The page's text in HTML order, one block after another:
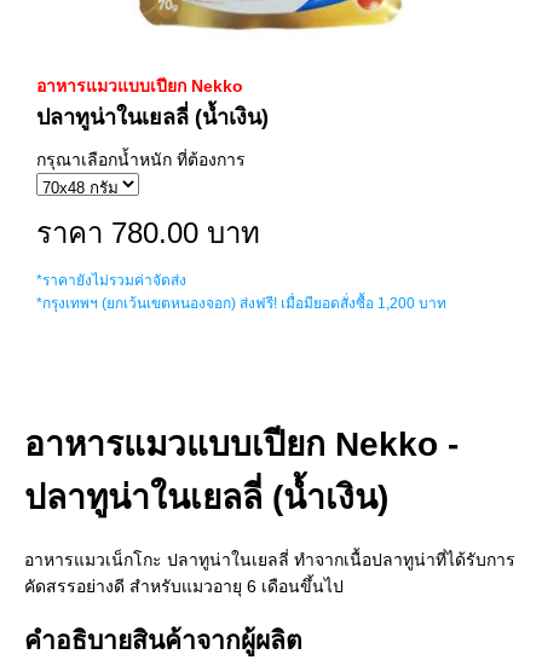
อาหารแมวแบบเปียก Nekko
ปลาทูน่าในเยลลี่ (น้ำเงิน)
กรุณาเลือกน้ำหนัก ที่ต้องการ
ราคา 780.00 บาท
*ราคายังไม่รวมค่าจัดส่ง
*กรุงเทพฯ (ยกเว้นเขตหนองจอก) ส่งฟรี! เมื่อมียอดสั่งซื้อ 1,200 บาท
อาหารแมวแบบเปียก Nekko -
ปลาทูน่าในเยลลี่ (น้ำเงิน)
อาหารแมวเน็กโกะ ปลาทูน่าในเยลลี่ ทำจากเนื้อปลาทูน่าที่ได้รับการ
คัดสรรอย่างดี สำหรับแมวอายุ 6 เดือนขึ้นไป
คำอธิบายสินค้าจากผู้ผลิต